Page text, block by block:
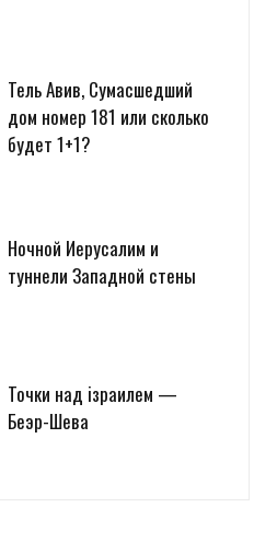
Тель Авив, Сумасшедший
дом номер 181 или сколько
будет 1+1?
Ночной Иерусалим и
туннели Западной стены
Точки над iзраилем —
Беэр-Шева